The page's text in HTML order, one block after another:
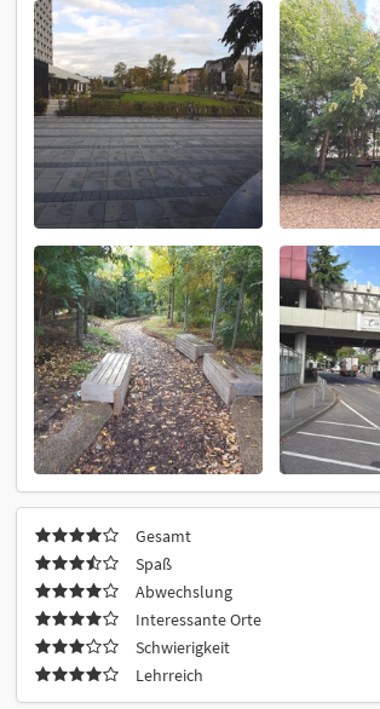
Gesamt
Spaß
Abwechslung
Interessante Orte
Schwierigkeit
Lehrreich